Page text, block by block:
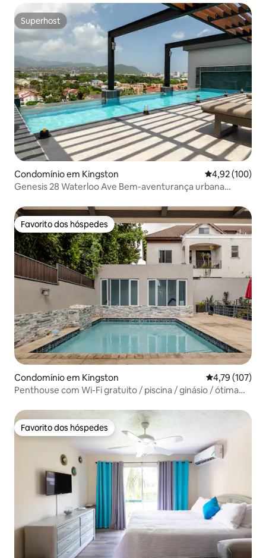
Superhost
Superhost
Condomínio em Kingston Classificação
4,92 (100)
Genesis 28 Waterloo Ave Bem-aventurança urbana
Favorito dos hóspedes
Favorito dos hóspedes
Condomínio em Kingston Classificação
4,79 (107)
Penthouse com Wi-Fi gratuito / piscina / ginásio / ótima
Favorito dos hóspedes
Favorito dos hóspedes